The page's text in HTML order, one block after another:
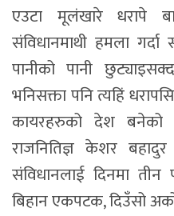
एउटा मूलंखारे धरापे
संविधानमाथी हमला
पानीको पानी
भनिसक्ता पनि त्यहिं
कायरहरुको देश बनेको
राजनितिज्ञ केशर
संविधानलाई दिनमा
बिहान एकपटक, दिउँसो